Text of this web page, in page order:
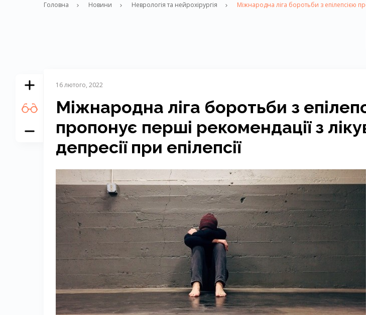
Головна Новини Неврологія та нейрохірургія Міжнародна ліга боротьби з епілепсією
16 лютого, 2022
Міжнародна ліга боротьби з
пропонує перші рекомендації з
депресії при епілепсії